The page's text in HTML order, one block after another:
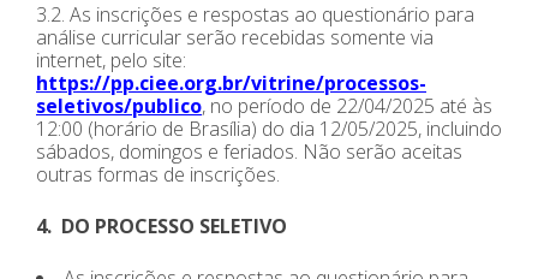
3.2. As inscrições e respostas ao questionário para
análise curricular serão recebidas somente via
internet, pelo site:
https://pp.ciee.org.br/vitrine/processos-
seletivos/publico, no período de 22/04/2025 até às
12:00 (horário de Brasília) do dia 12/05/2025, incluindo
sábados, domingos e feriados. Não serão aceitas
outras formas de inscrições.
4. DO PROCESSO SELETIVO